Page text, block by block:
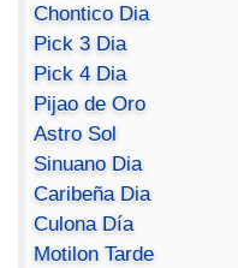
Chontico Dia
Pick 3 Dia
Pick 4 Dia
Pijao de Oro
Astro Sol
Sinuano Dia
Caribeña Dia
Culona Día
Motilon Tarde